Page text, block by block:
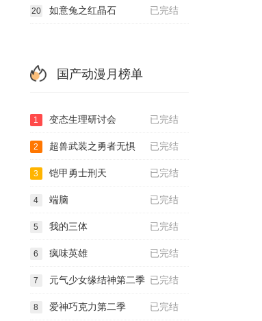
已完结
20 如意兔之红晶石
国产动漫月榜单
已完结
1 变态生理研讨会
已完结
2 超兽武装之勇者无惧
已完结
3 铠甲勇士刑天
已完结
4 端脑
已完结
5 我的三体
已完结
6 疯味英雄
已完结
7 元气少女缘结神第二季
已完结
8 爱神巧克力第二季